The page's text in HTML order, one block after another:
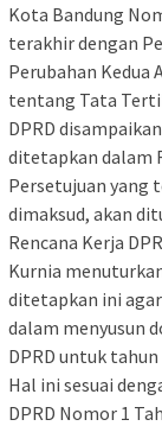
Kota Bandung
terakhir dengan
Perubahan Kedua
tentang Tata
DPRD
ditetapkan dalam
Persetujuan yang
dimaksud, akan
Rencana Kerja
Kurnia
ditetapkan ini
dalam menyusun
DPRD untuk
Hal ini sesuai
DPRD Nomor 1